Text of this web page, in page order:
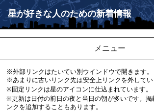
星が好きな人のための新着情報
メニュー
※外部リンクはたいてい別ウインドウで開きます。
※あまりに古いリンク先は安全上リンクを外してい
※固定リンクは星のアイコンに仕込まれています。
※更新は日付の前日の夜と当日の朝が多いです。掲
ンクを追加することもあります。